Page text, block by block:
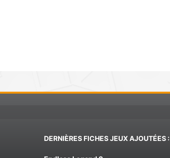
DERNIÈRES FICHES JEUX AJOUTÉES :